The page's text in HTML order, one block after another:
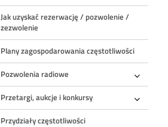
Jak uzyskać rezerwację / pozwolenie /
zezwolenie
Plany zagospodarowania częstotliwości
Pozwolenia radiowe
Rozwiń
Przetargi, aukcje i konkursy
Rozwiń
Przydziały częstotliwości